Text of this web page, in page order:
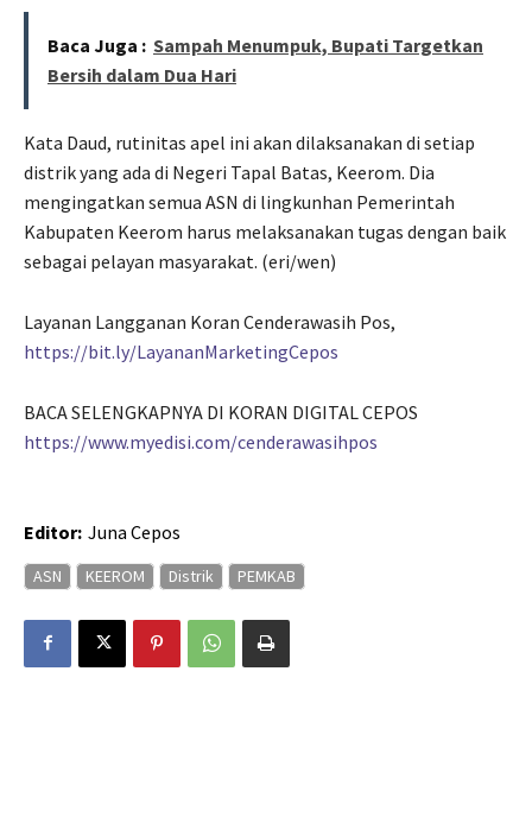
Baca Juga : Sampah Menumpuk, Bupati Targetkan
Bersih dalam Dua Hari
Kata Daud, rutinitas apel ini akan dilaksanakan di setiap
distrik yang ada di Negeri Tapal Batas, Keerom. Dia
mengingatkan semua ASN di lingkunhan Pemerintah
Kabupaten Keerom harus melaksanakan tugas dengan baik
sebagai pelayan masyarakat. (eri/wen)
Layanan Langganan Koran Cenderawasih Pos,
https://bit.ly/LayananMarketingCepos
BACA SELENGKAPNYA DI KORAN DIGITAL CEPOS
https://www.myedisi.com/cenderawasihpos
Editor: Juna Cepos
ASN KEEROM Distrik PEMKAB